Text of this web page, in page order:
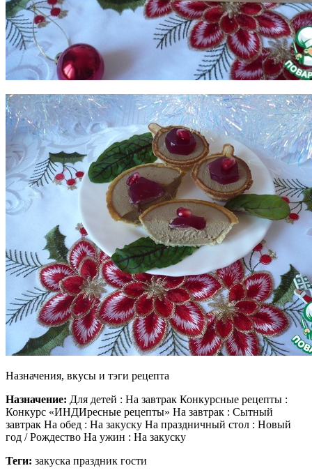
Назначения, вкусы и тэги рецепта
Назначение: Для детей : На завтрак Конкурсные рецепты :
Конкурс «ИНДИресные рецепты» На завтрак : Сытный
завтрак На обед : На закуску На праздничный стол : Новый
год / Рождество На ужин : На закуску
Теги: закуска праздник гости